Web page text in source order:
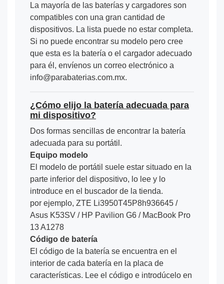
La mayoría de las baterías y cargadores son
compatibles con una gran cantidad de
dispositivos. La lista puede no estar completa.
Si no puede encontrar su modelo pero cree
que esta es la batería o el cargador adecuado
para él, envíenos un correo electrónico a
info@parabaterias.com.mx.
¿Cómo elijo la batería adecuada para
mi dispositivo?
Dos formas sencillas de encontrar la batería
adecuada para su portátil.
Equipo modelo
El modelo de portátil suele estar situado en la
parte inferior del dispositivo, lo lee y lo
introduce en el buscador de la tienda.
por ejemplo, ZTE Li3950T45P8h936645 /
Asus K53SV / HP Pavilion G6 / MacBook Pro
13 A1278
Código de batería
El código de la batería se encuentra en el
interior de cada batería en la placa de
características. Lee el código e introdúcelo en